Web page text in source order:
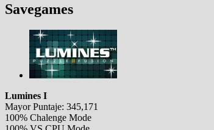
Savegames
Lumines I
Mayor Puntaje: 345,171
100% Chalenge Mode